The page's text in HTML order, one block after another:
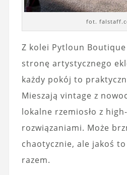
fot.
Z kolei Pytloun Boutique
stronę artystycznego
każdy pokój to
Mieszają vintage z
lokalne rzemiosło z
rozwiązaniami. Może
chaotycznie, ale jakoś
razem.